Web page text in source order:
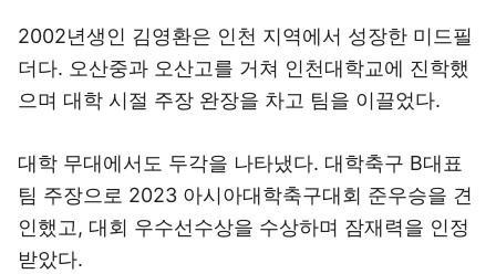
2002년생인 김영환은 인천 지역에서 성장한 미드필
더다. 오산중과 오산고를 거쳐 인천대학교에 진학했
으며 대학 시절 주장 완장을 차고 팀을 이끌었다.
대학 무대에서도 두각을 나타냈다. 대학축구 B대표
팀 주장으로 2023 아시아대학축구대회 준우승을 견
인했고, 대회 우수선수상을 수상하며 잠재력을 인정
받았다.